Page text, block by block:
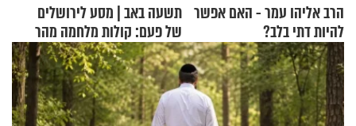
הרב אליהו עמר - האם אפשר
להיות דתי בלב?
תשעה באב | מסע לירושלים
של פעם: קולות מלחמה מהר
הזיתים